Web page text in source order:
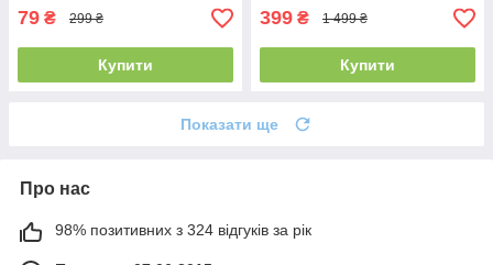
79 ₴ 299 ₴
Купити
399 ₴ 1 499 ₴
Купити
Показати ще
Про нас
98% позитивних з 324 відгуків за рік